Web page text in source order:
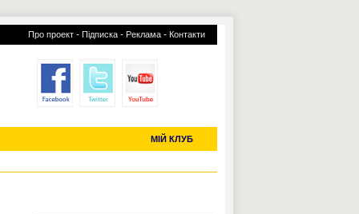
Про проект - Підписка - Реклама - Контакти
МІЙ КЛУБ
УСІ ТРАНСФЕРИ